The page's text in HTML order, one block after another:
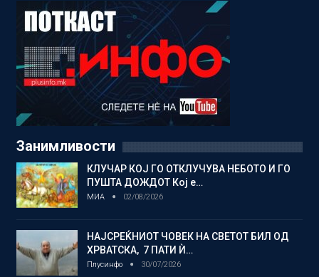
Занимливости
КЛУЧАР КОЈ ГО ОТКЛУЧУВА НЕБОТО И ГО
ПУШТА ДОЖДОТ Кој е…
МИА 02/08/2026
НАЈСРЕЌНИОТ ЧОВЕК НА СВЕТОТ БИЛ ОД
ХРВАТСКА, 7 ПАТИ Ѝ…
Плусинфо 30/07/2026